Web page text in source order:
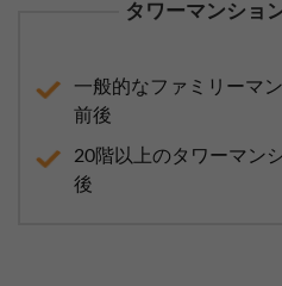
タワーマンショ
一般的なファミリーマ
前後
20階以上のタワーマン
後